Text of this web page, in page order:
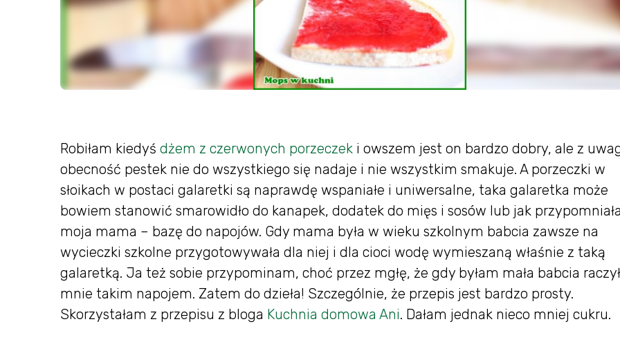
Robiłam kiedyś dżem z czerwonych porzeczek i owszem jest on bardzo dobry, ale z
obecność pestek nie do wszystkiego się nadaje i nie wszystkim smakuje. A porzeczki w
słoikach w postaci galaretki są naprawdę wspaniałe i uniwersalne, taka galaretka może
bowiem stanowić smarowidło do kanapek, dodatek do mięs i sosów lub jak
moja mama – bazę do napojów. Gdy mama była w wieku szkolnym babcia zawsze na
wycieczki szkolne przygotowywała dla niej i dla cioci wodę wymieszaną właśnie z taką
galaretką. Ja też sobie przypominam, choć przez mgłę, że gdy byłam mała babcia
mnie takim napojem. Zatem do dzieła! Szczególnie, że przepis jest bardzo prosty.
Skorzystałam z przepisu z bloga Kuchnia domowa Ani. Dałam jednak nieco mniej cukru.